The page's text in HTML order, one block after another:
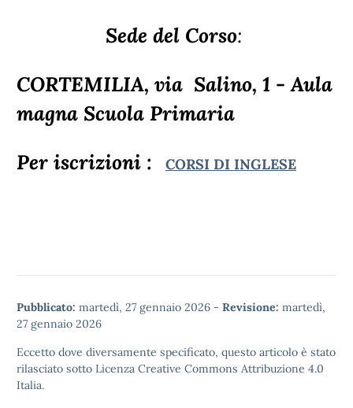
Sede del Corso:
CORTEMILIA, via Salino, 1 - Aula
magna Scuola Primaria
Per iscrizioni :
CORSI DI INGLESE
Pubblicato: martedì, 27 gennaio 2026 - Revisione: martedì,
27 gennaio 2026
Eccetto dove diversamente specificato, questo articolo è stato
rilasciato sotto Licenza Creative Commons Attribuzione 4.0
Italia.